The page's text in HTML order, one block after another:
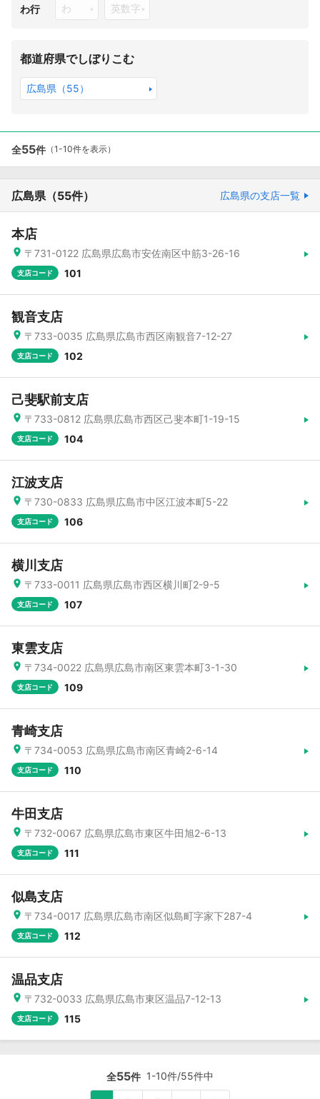
わ行 わ 英数字
都道府県でしぼりこむ
広島県（55）
全55件 （1-10件を表示）
広島県 （55件） 広島県の支店一覧
本店
〒731-0122 広島県広島市安佐南区中筋3-26-16
支店コード 101
観音支店
〒733-0035 広島県広島市西区南観音7-12-27
支店コード 102
己斐駅前支店
〒733-0812 広島県広島市西区己斐本町1-19-15
支店コード 104
江波支店
〒730-0833 広島県広島市中区江波本町5-22
支店コード 106
横川支店
〒733-0011 広島県広島市西区横川町2-9-5
支店コード 107
東雲支店
〒734-0022 広島県広島市南区東雲本町3-1-30
支店コード 109
青崎支店
〒734-0053 広島県広島市南区青崎2-6-14
支店コード 110
牛田支店
〒732-0067 広島県広島市東区牛田旭2-6-13
支店コード 111
似島支店
〒734-0017 広島県広島市南区似島町字家下287-4
支店コード 112
温品支店
〒732-0033 広島県広島市東区温品7-12-13
支店コード 115
全55件 1-10件/55件中